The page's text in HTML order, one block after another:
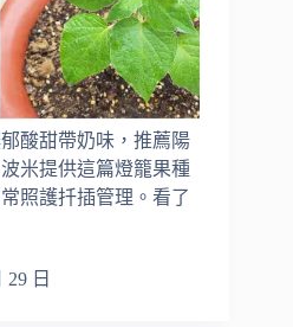
酸甜帶奶味，推薦陽
米提供這篇燈籠果種
照護扦插管理。看了
29 日